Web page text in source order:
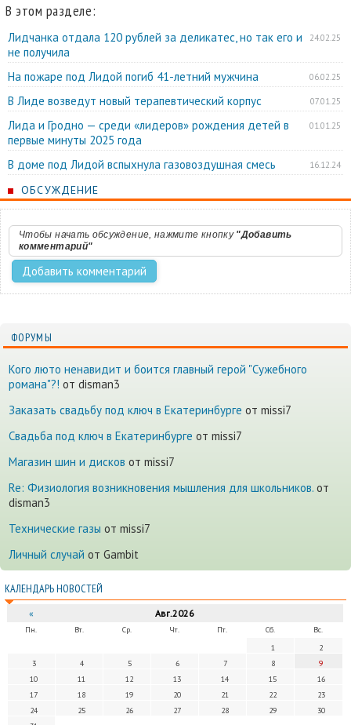
В этом разделе:
24.02.25
Лидчанка отдала 120 рублей за деликатес, но так его и
не получила
06.02.25
На пожаре под Лидой погиб 41-летний мужчина
07.01.25
В Лиде возведут новый терапевтический корпус
01.01.25
Лида и Гродно — среди «лидеров» рождения детей в
первые минуты 2025 года
16.12.24
В доме под Лидой вспыхнула газовоздушная смесь
ОБСУЖДЕНИЕ
Чтобы начать обсуждение, нажмите кнопку "Добавить
комментарий"
ФОРУМЫ
Кого люто ненавидит и боится главный герой "Сужебного
романа"?! от disman3
Заказать свадьбу под ключ в Екатеринбурге от missi7
Cвадьба под ключ в Екатеринбурге от missi7
Магазин шин и дисков от missi7
Re: Физиология возникновения мышления для школьников. от
disman3
Технические газы от missi7
Личный случай от Gambit
КАЛЕНДАРЬ НОВОСТЕЙ
« Авг.2026
Пн. Вт. Ср. Чт. Пт. Сб.
Вс.
1
2
3
4 5 6 7 8
9
10
11 12 13 14 15
16
17
18 19 20 21 22
23
24
25 26 27 28 29
30